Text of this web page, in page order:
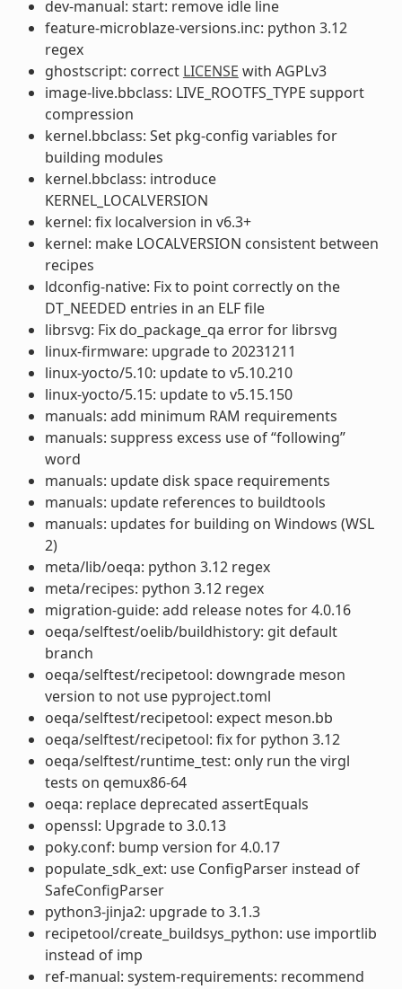
dev-manual: start: remove idle line
feature-microblaze-versions.inc: python 3.12
regex
ghostscript: correct LICENSE with AGPLv3
image-live.bbclass: LIVE_ROOTFS_TYPE support
compression
kernel.bbclass: Set pkg-config variables for
building modules
kernel.bbclass: introduce
KERNEL_LOCALVERSION
kernel: fix localversion in v6.3+
kernel: make LOCALVERSION consistent between
recipes
ldconfig-native: Fix to point correctly on the
DT_NEEDED entries in an ELF file
librsvg: Fix do_package_qa error for librsvg
linux-firmware: upgrade to 20231211
linux-yocto/5.10: update to v5.10.210
linux-yocto/5.15: update to v5.15.150
manuals: add minimum RAM requirements
manuals: suppress excess use of “following”
word
manuals: update disk space requirements
manuals: update references to buildtools
manuals: updates for building on Windows (WSL
2)
meta/lib/oeqa: python 3.12 regex
meta/recipes: python 3.12 regex
migration-guide: add release notes for 4.0.16
oeqa/selftest/oelib/buildhistory: git default
branch
oeqa/selftest/recipetool: downgrade meson
version to not use pyproject.toml
oeqa/selftest/recipetool: expect meson.bb
oeqa/selftest/recipetool: fix for python 3.12
oeqa/selftest/runtime_test: only run the virgl
tests on qemux86-64
oeqa: replace deprecated assertEquals
openssl: Upgrade to 3.0.13
poky.conf: bump version for 4.0.17
populate_sdk_ext: use ConfigParser instead of
SafeConfigParser
python3-jinja2: upgrade to 3.1.3
recipetool/create_buildsys_python: use importlib
instead of imp
ref-manual: system-requirements: recommend